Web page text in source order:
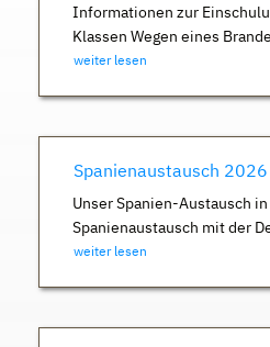
Informationen zur
Klassen Wegen eines
weiter lesen
Spanienaustausch 2026
Unser Spanien-Austausch
Spanienaustausch mit der
weiter lesen